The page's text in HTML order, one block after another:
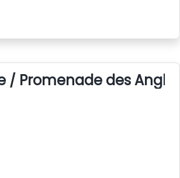
/ Promenade des